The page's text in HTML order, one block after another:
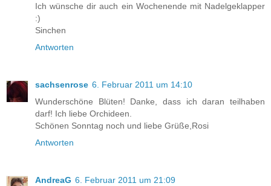
Ich wünsche dir auch ein Wochenende mit Nadelgeklapper
:)
Sinchen
Antworten
sachsenrose 6. Februar 2011 um 14:10
Wunderschöne Blüten! Danke, dass ich daran teilhaben
darf! Ich liebe Orchideen.
Schönen Sonntag noch und liebe Grüße,Rosi
Antworten
AndreaG 6. Februar 2011 um 21:09